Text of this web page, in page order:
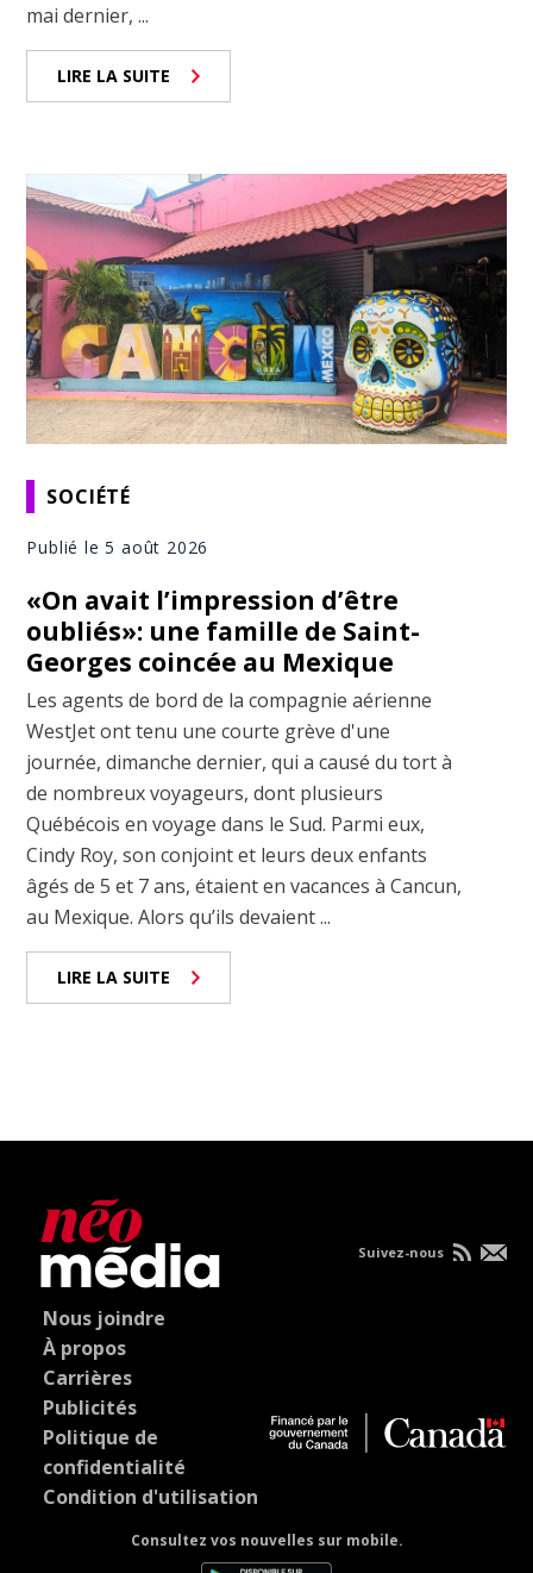
mai dernier, ...
LIRE LA SUITE
SOCIÉTÉ
Publié le 5 août 2026
«On avait l’impression d’être
oubliés»: une famille de Saint-
Georges coincée au Mexique
Les agents de bord de la compagnie aérienne
WestJet ont tenu une courte grève d'une
journée, dimanche dernier, qui a causé du tort à
de nombreux voyageurs, dont plusieurs
Québécois en voyage dans le Sud. Parmi eux,
Cindy Roy, son conjoint et leurs deux enfants
âgés de 5 et 7 ans, étaient en vacances à Cancun,
au Mexique. Alors qu’ils devaient ...
LIRE LA SUITE
Nous joindre
À propos
Carrières
Publicités
Politique de
confidentialité
Condition d'utilisation
Consultez vos nouvelles sur mobile.
Suivez-nous